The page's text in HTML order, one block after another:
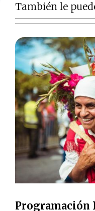
También le
Programación